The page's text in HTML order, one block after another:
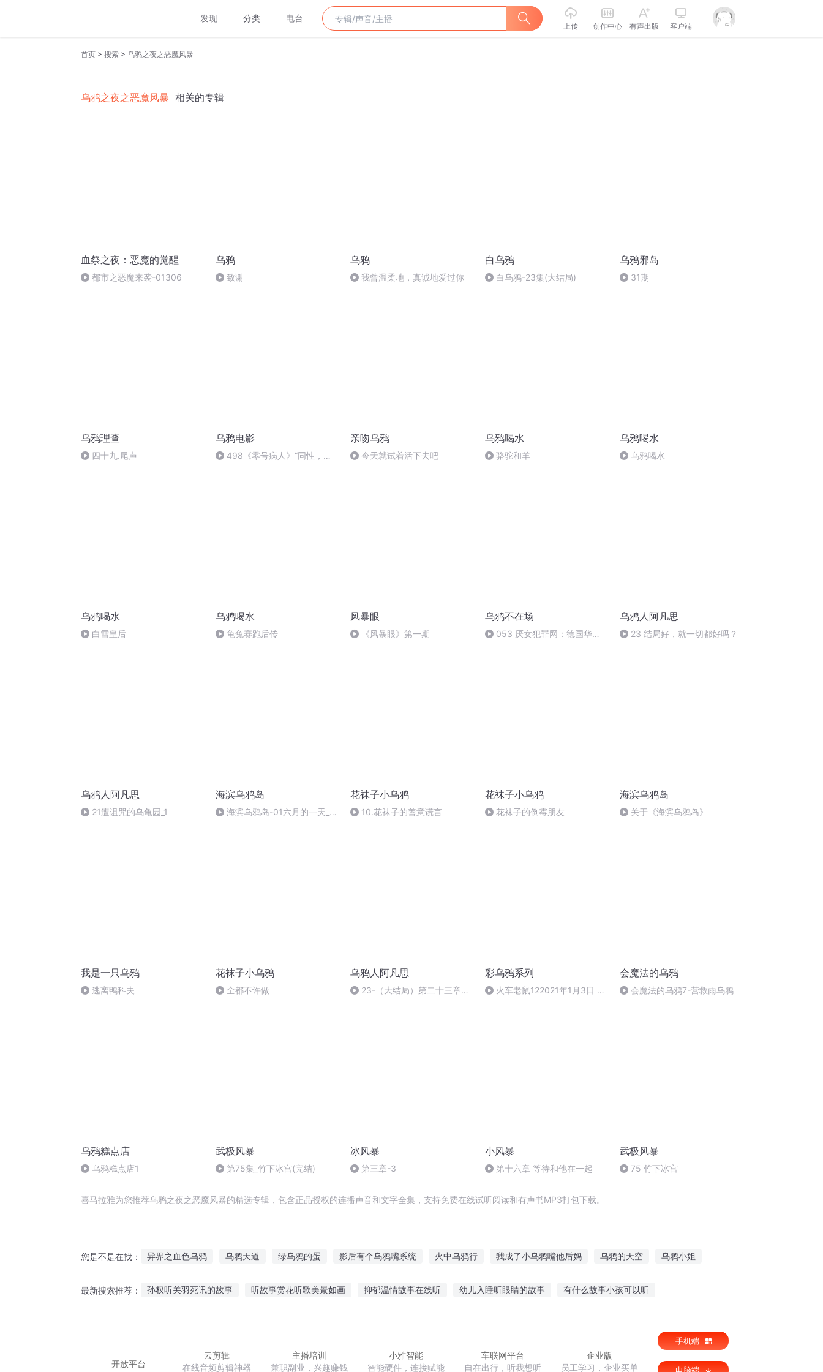
发现 分类 电台
上传 创作中心 有声出版 客户端
首页 > 搜索 > 乌鸦之夜之恶魔风暴
乌鸦之夜之恶魔风暴 相关的专辑
血祭之夜：恶魔的觉醒
都市之恶魔来袭-01306
乌鸦
致谢
乌鸦
我曾温柔地，真诚地爱过你
白乌鸦
白乌鸦-23集(大结局)
乌鸦邪岛
31期
乌鸦理查
四十九.尾声
乌鸦电影
498《零号病人》“同性，妓
亲吻乌鸦
今天就试着活下去吧
乌鸦喝水
骆驼和羊
乌鸦喝水
乌鸦喝水
乌鸦喝水
白雪皇后
乌鸦喝水
龟兔赛跑后传
风暴眼
《风暴眼》第一期
乌鸦不在场
053 厌女犯罪网：德国华人
乌鸦人阿凡思
23 结局好，就一切都好吗？
乌鸦人阿凡思
21遭诅咒的乌龟园_1
海滨乌鸦岛
海滨乌鸦岛-01六月的一天_林
花袜子小乌鸦
10.花袜子的善意谎言
花袜子小乌鸦
花袜子的倒霉朋友
海滨乌鸦岛
关于《海滨乌鸦岛》
我是一只乌鸦
逃离鸭科夫
花袜子小乌鸦
全都不许做
乌鸦人阿凡思
23-（大结局）第二十三章结
彩乌鸦系列
火车老鼠122021年1月3日 下
会魔法的乌鸦
会魔法的乌鸦7-营救雨乌鸦
乌鸦糕点店
乌鸦糕点店1
武极风暴
第75集_竹下冰宫(完结)
冰风暴
第三章-3
小风暴
第十六章 等待和他在一起
武极风暴
75 竹下冰宫
喜马拉雅为您推荐乌鸦之夜之恶魔风暴的精选专辑，包含正品授权的连播声音和文字全集，支持免费在线试听阅读和有声书MP3打包下载。
您是不是在找： 异界之血色乌鸦 乌鸦天道 绿乌鸦的蛋 影后有个乌鸦嘴系统 火中乌鸦行 我成了小乌鸦嘴他后妈 乌鸦的天空 乌鸦小姐
最新搜索推荐： 孙权听关羽死讯的故事 听故事赏花听歌美景如画 抑郁温情故事在线听 幼儿入睡听眼睛的故事 有什么故事小孩可以听
开放平台
云剪辑
在线音频剪辑神器
主播培训
兼职副业，兴趣赚钱
小雅智能
智能硬件，连接赋能
车联网平台
自在出行，听我想听
企业版
员工学习，企业买单
手机端